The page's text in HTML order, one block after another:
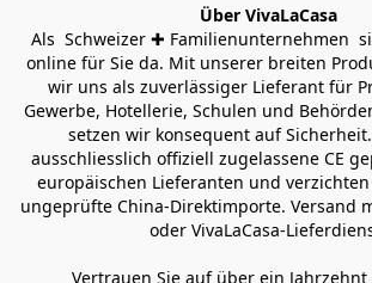
Über VivaLaCasa
Als  Schweizer ✚ Familienunternehmen
online für Sie da. Mit unserer breiten
wir uns als zuverlässiger Lieferant für
Gewerbe, Hotellerie, Schulen und
setzen wir konsequent auf
ausschliesslich offiziell zugelassene CE
europäischen Lieferanten und
ungeprüfte China-Direktimporte. Versand
oder VivaLaCasa-
Vertrauen Sie auf über ein